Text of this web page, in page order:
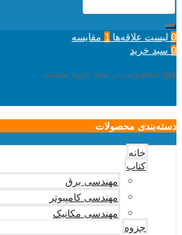
0 لیست علاقه‌ها 1 مقایسه
0 سبد خرید
هیچ محصولی در سبد خرید نیست.
دسته‌بندی محصولات
خانه
کتاب
مهندسی برق
مهندسی کامپیوتر
مهندسی مکانیک
جزوه